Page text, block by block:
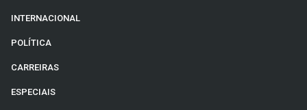
INTERNACIONAL
POLÍTICA
CARREIRAS
ESPECIAIS